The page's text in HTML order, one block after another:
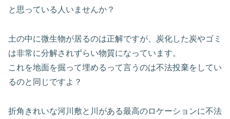
と思っている人いませんか？
土の中に微生物が居るのは正解ですが、炭化した炭やゴミ
は非常に分解されずらい物質になっています。
これを地面を掘って埋めるって言うのは不法投棄をしてい
るのと同じですよ？
折角きれいな河川敷と川がある最高のロケーションに不法